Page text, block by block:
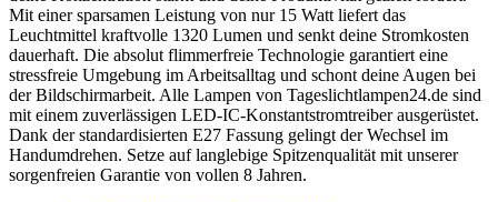
Mit einer sparsamen Leistung von nur 15 Watt liefert das
Leuchtmittel kraftvolle 1320 Lumen und senkt deine Stromkosten
dauerhaft. Die absolut flimmerfreie Technologie garantiert eine
stressfreie Umgebung im Arbeitsalltag und schont deine Augen bei
der Bildschirmarbeit. Alle Lampen von Tageslichtlampen24.de sind
mit einem zuverlässigen LED-IC-Konstantstromtreiber ausgerüstet.
Dank der standardisierten E27 Fassung gelingt der Wechsel im
Handumdrehen. Setze auf langlebige Spitzenqualität mit unserer
sorgenfreien Garantie von vollen 8 Jahren.